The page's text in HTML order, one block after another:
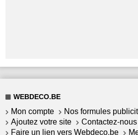
WEBDECO.BE
Mon compte
Nos formules
Ajoutez votre site
Contactez-nous
Faire un lien vers Webdeco.be